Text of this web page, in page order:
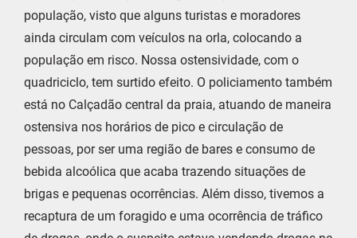
população, visto que alguns turistas e moradores
ainda circulam com veículos na orla, colocando a
população em risco. Nossa ostensividade, com o
quadriciclo, tem surtido efeito. O policiamento também
está no Calçadão central da praia, atuando de maneira
ostensiva nos horários de pico e circulação de
pessoas, por ser uma região de bares e consumo de
bebida alcoólica que acaba trazendo situações de
brigas e pequenas ocorrências. Além disso, tivemos a
recaptura de um foragido e uma ocorrência de tráfico